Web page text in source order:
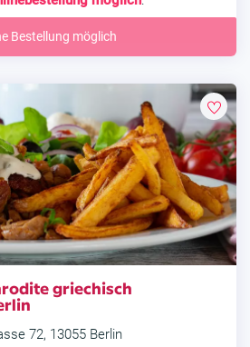
Bestellung möglich
griechisch
72, 13055 Berlin